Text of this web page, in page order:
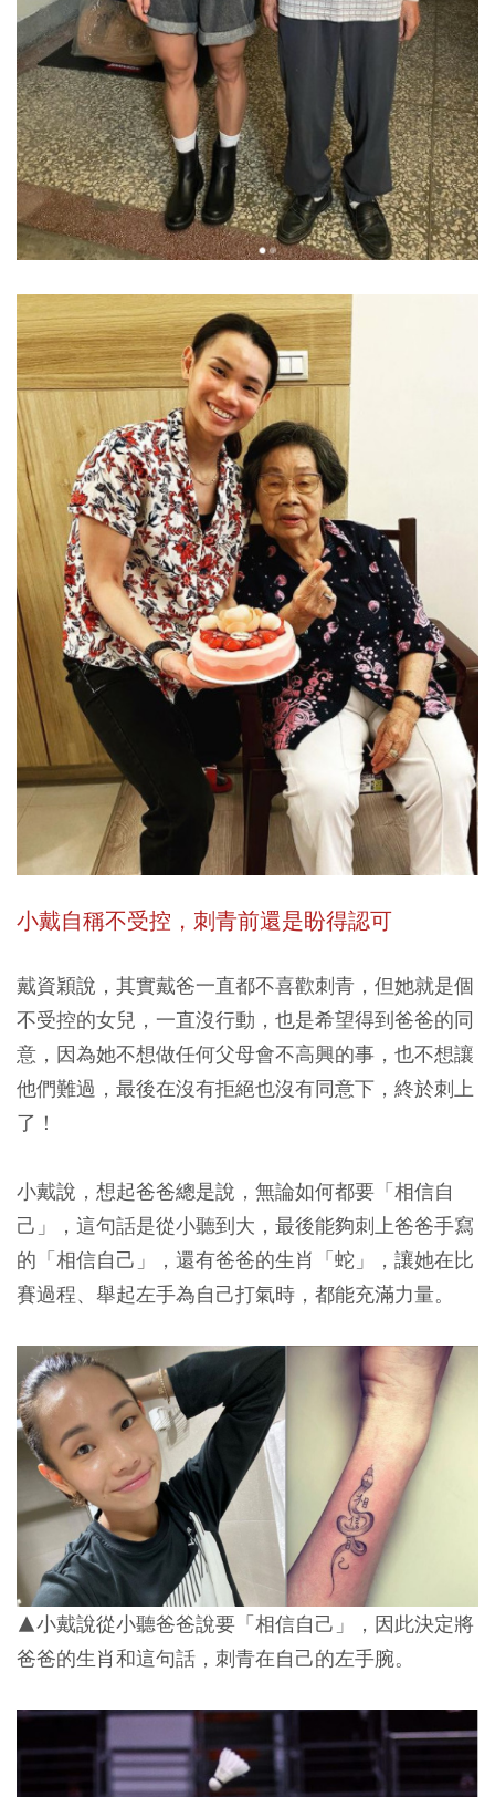
小戴自稱不受控，刺青前還是盼得認可
戴資穎說，其實戴爸一直都不喜歡刺青，但她就是個
不受控的女兒，一直沒行動，也是希望得到爸爸的同
意，因為她不想做任何父母會不高興的事，也不想讓
他們難過，最後在沒有拒絕也沒有同意下，終於刺上
了！
小戴說，想起爸爸總是說，無論如何都要「相信自
己」，這句話是從小聽到大，最後能夠刺上爸爸手寫
的「相信自己」，還有爸爸的生肖「蛇」，讓她在比
賽過程、舉起左手為自己打氣時，都能充滿力量。
▲小戴說從小聽爸爸說要「相信自己」，因此決定將
爸爸的生肖和這句話，刺青在自己的左手腕。